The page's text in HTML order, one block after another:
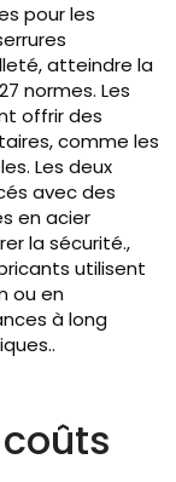
pour les
atteindre la
normes. Les
offrir des
comme les
Les deux
avec des
en acier
la sécurité.,
utilisent
ou en
à long